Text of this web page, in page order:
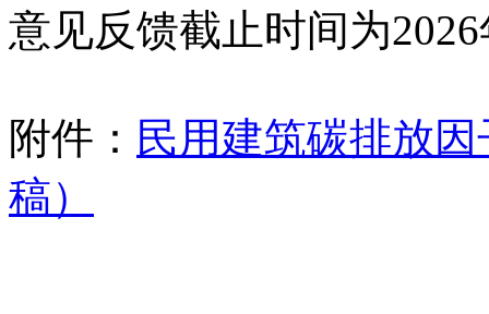
意见反馈截止时间为
附件： 民用建筑碳排放
稿）